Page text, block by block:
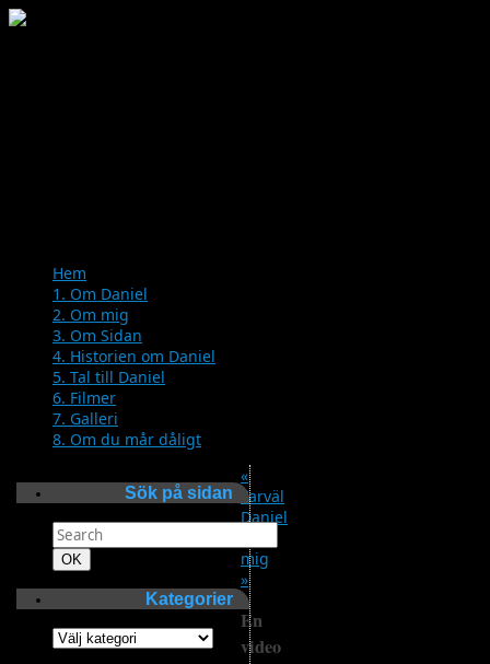
content
Hem
1. Om Daniel
2. Om mig
3. Om Sidan
4. Historien om Daniel
5. Tal till Daniel
6. Filmer
7. Galleri
8. Om du mår dåligt
«
Farväl
Daniel
mig
»
En
video
Sök på sidan
Search
for:
Search
OK
Kategorier
Kategorier